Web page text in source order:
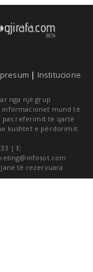
| Institucione
nga një grup
informacionet mund të
referimit të qartë
kushtet e përdorimit.
| E:
janë të rezervuara